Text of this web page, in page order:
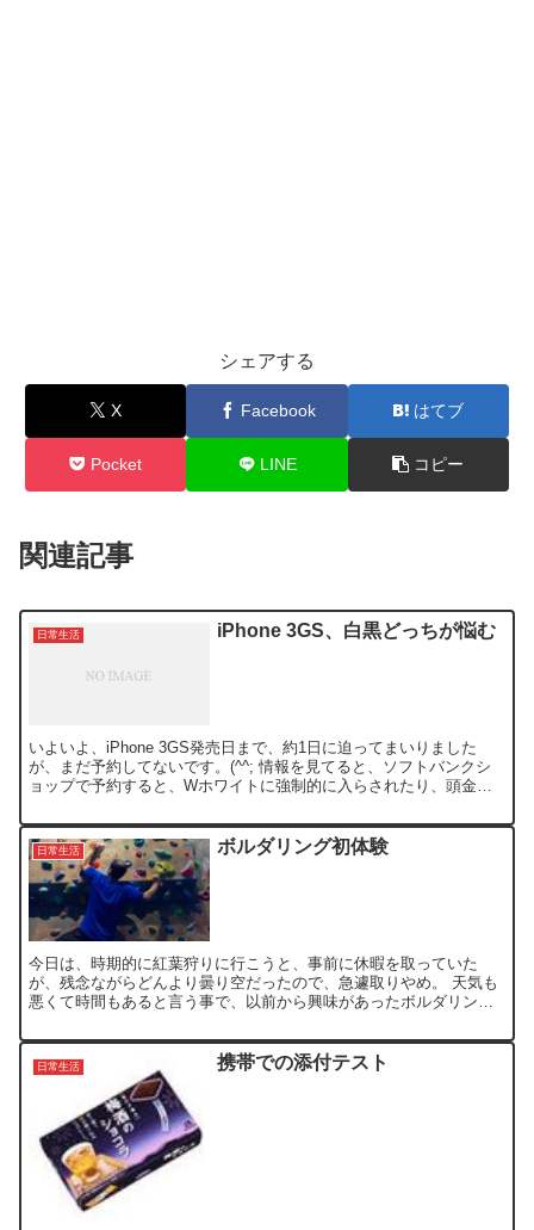
シェアする
X Facebook はてブ
Pocket LINE コピー
関連記事
日常生活 iPhone 3GS、白黒どっちが悩む
いよいよ、iPhone 3GS発売日まで、約1日に迫ってまいりました
が、まだ予約してないです。(^^; 情報を見てると、ソフトバンクシ
ョップで予約すると、Wホワイトに強制的に入らされたり、頭金が
日常生活 ボルダリング初体験
今日は、時期的に紅葉狩りに行こうと、事前に休暇を取っていた
が、残念ながらどんより曇り空だったので、急遽取りやめ。 天気も
悪くて時間もあると言う事で、以前から興味があったボルダリング
日常生活 携帯での添付テスト